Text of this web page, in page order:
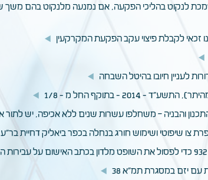
מוסמכת לנקוט בהליכי הפקעה, אם נמנעה מלנקוט בהם משך
- בתוקף החל מ - 1/8